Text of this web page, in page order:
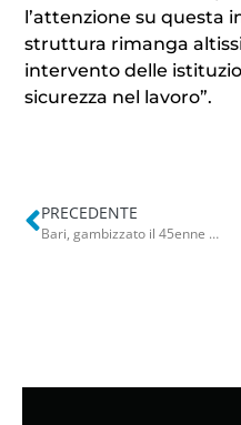
l’attenzione su questa
struttura rimanga
intervento delle
sicurezza nel lavoro”.
PRECEDENTE
Bari, gambizzato il 45enne Domenico Franco al San Paolo: 4 anni e 8 mesi a Giuseppe Vavalle